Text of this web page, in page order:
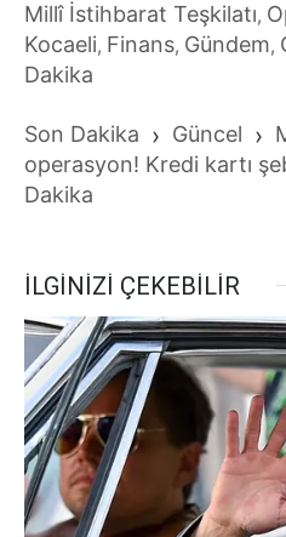
Millî İstihbarat Teşkilatı,
Kocaeli, Finans, Gündem,
Dakika
Son Dakika › Güncel ›
operasyon! Kredi kartı
Dakika